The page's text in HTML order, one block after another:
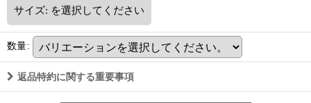
サイズ: を選択してください
数量:
返品特約に関する重要事項